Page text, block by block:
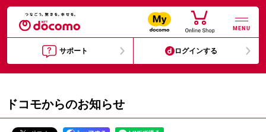
MENU
サポート ログインする
ドコモからのお知らせ